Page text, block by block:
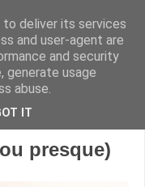
presque)
deliver its services
and user-agent are
and security
generate usage
abuse.
IT